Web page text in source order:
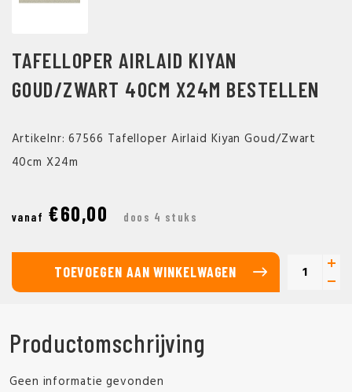
TAFELLOPER AIRLAID KIYAN
GOUD/ZWART 40CM X24M BESTELLEN
Artikelnr: 67566 Tafelloper Airlaid Kiyan Goud/Zwart
40cm X24m
vanaf €60,00 doos 4 stuks
TOEVOEGEN AAN WINKELWAGEN
Productomschrijving
Geen informatie gevonden